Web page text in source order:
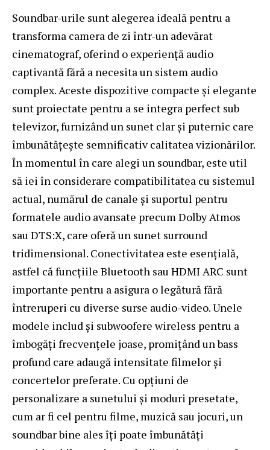
Soundbar-urile sunt alegerea ideală pentru a
transforma camera de zi într-un adevărat
cinematograf, oferind o experiență audio
captivantă fără a necesita un sistem audio
complex. Aceste dispozitive compacte și elegante
sunt proiectate pentru a se integra perfect sub
televizor, furnizând un sunet clar și puternic care
îmbunătățește semnificativ calitatea vizionărilor.
În momentul în care alegi un soundbar, este util
să iei în considerare compatibilitatea cu sistemul
actual, numărul de canale și suportul pentru
formatele audio avansate precum Dolby Atmos
sau DTS:X, care oferă un sunet surround
tridimensional. Conectivitatea este esențială,
astfel că funcțiile Bluetooth sau HDMI ARC sunt
importante pentru a asigura o legătură fără
întreruperi cu diverse surse audio-video. Unele
modele includ și subwoofere wireless pentru a
îmbogăți frecvențele joase, promițând un bass
profund care adaugă intensitate filmelor și
concertelor preferate. Cu opțiuni de
personalizare a sunetului și moduri presetate,
cum ar fi cel pentru filme, muzică sau jocuri, un
soundbar bine ales îți poate îmbunătăți